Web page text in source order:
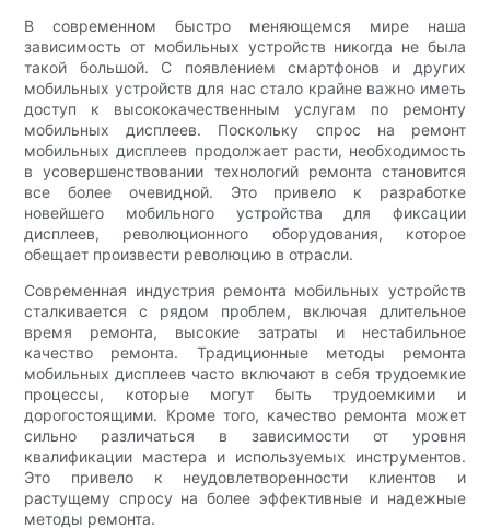
В современном быстро меняющемся мире наша
зависимость от мобильных устройств никогда не была
такой большой. С появлением смартфонов и других
мобильных устройств для нас стало крайне важно иметь
доступ к высококачественным услугам по ремонту
мобильных дисплеев. Поскольку спрос на ремонт
мобильных дисплеев продолжает расти, необходимость
в усовершенствовании технологий ремонта становится
все более очевидной. Это привело к разработке
новейшего мобильного устройства для фиксации
дисплеев, революционного оборудования, которое
обещает произвести революцию в отрасли.
Современная индустрия ремонта мобильных устройств
сталкивается с рядом проблем, включая длительное
время ремонта, высокие затраты и нестабильное
качество ремонта. Традиционные методы ремонта
мобильных дисплеев часто включают в себя трудоемкие
процессы, которые могут быть трудоемкими и
дорогостоящими. Кроме того, качество ремонта может
сильно различаться в зависимости от уровня
квалификации мастера и используемых инструментов.
Это привело к неудовлетворенности клиентов и
растущему спросу на более эффективные и надежные
методы ремонта.